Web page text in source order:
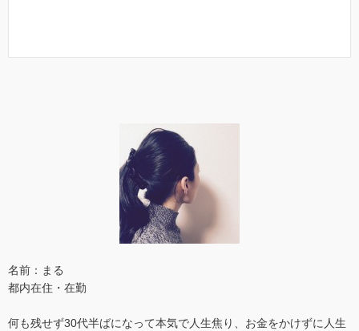
名前：まる
都内在住・在勤
何も残せず30代半ばになって本気で人生焦り、お金をかけずに人生